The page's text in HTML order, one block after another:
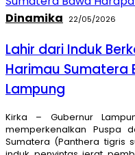
Dinamika 22/05/2026
Lahir dari Induk
Harimau Sumatera
Lampung
Kirka – Gubernur
memperkenalkan Puspa
Sumatera (Panthera tigris